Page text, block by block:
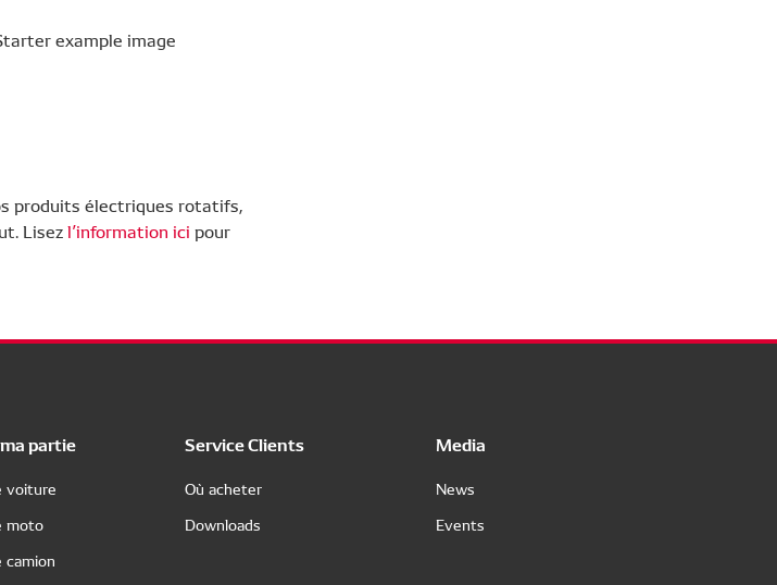
produits électriques rotatifs,
Lisezl’information ici pour
partie
voiture
moto
camion
Service Clients
Où acheter
Downloads
Media
News
Events